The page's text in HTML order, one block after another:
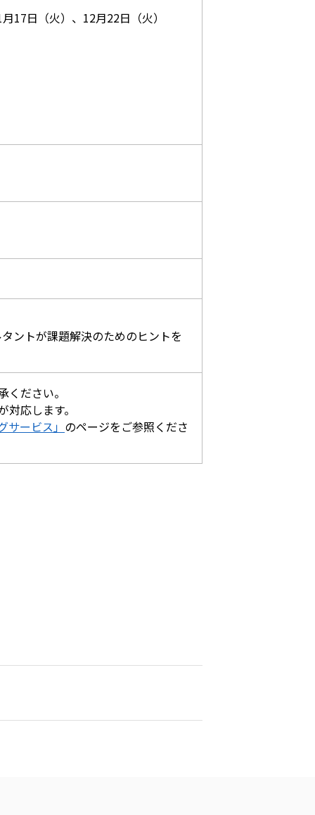
17日（火）、12月22日（火）
ントが課題解決のためのヒントを
ださい。
応します。
ービス」 のページをご参照くださ